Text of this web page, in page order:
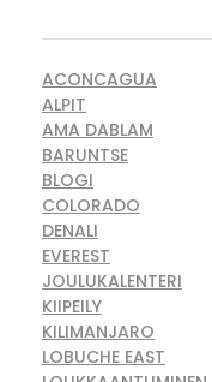
ACONCAGUA
ALPIT
AMA DABLAM
BARUNTSE
BLOGI
COLORADO
DENALI
EVEREST
JOULUKALENTERI
KIIPEILY
KILIMANJARO
LOBUCHE EAST